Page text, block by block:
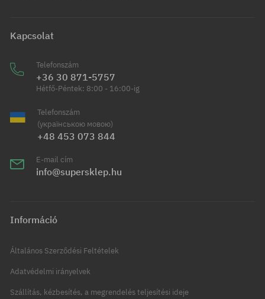
Kapcsolat
Telefonszám
+36 30 871-5757
Hétfő-Péntek: 8:00 - 16:00-ig
Telefonszám
(українською мовою)
+48 453 073 844
E-mail cím
info@supersklep.hu
Információ
Általános Szerződési Feltételek
Adatvédelmi irányelvek
Szállítás, kézbesítés, a megrendelés teljesítési ideje